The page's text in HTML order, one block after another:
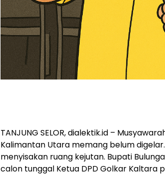
TANJUNG SELOR, dialektik.id –
Kalimantan Utara memang belum
menyisakan ruang kejutan. Bupati
calon tunggal Ketua DPD Golkar Kaltara